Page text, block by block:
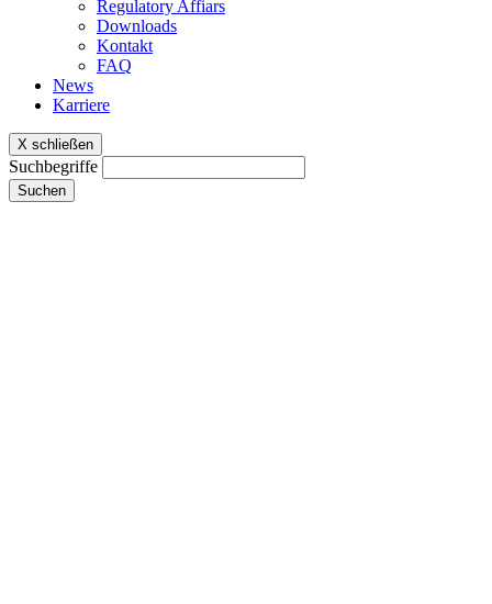
Regulatory Affiars
Downloads
Kontakt
FAQ
News
Karriere
X schließen
Suchbegriffe
Suchen